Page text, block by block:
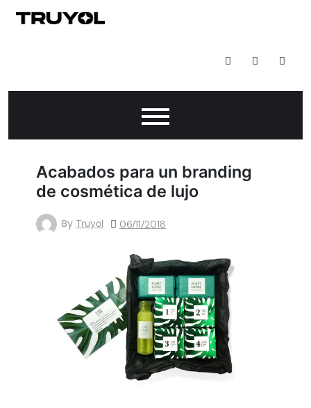
Acabados para un branding
de cosmética de lujo
By Truyol 06/11/2018